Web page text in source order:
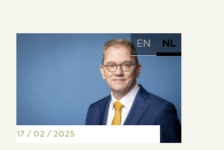
EN NL
17 / 02 / 2025